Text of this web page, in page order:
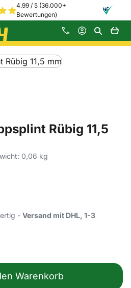
4.99 / 5 (36.000+
Bewertungen)
springen
Rübig 11,5
0,06 kg
- Versand mit DHL, 1-3
Warenkorb